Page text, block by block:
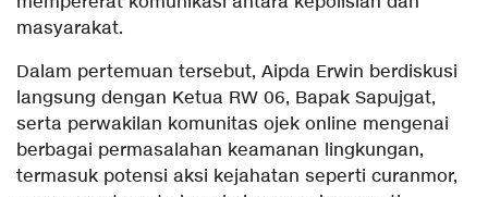
masyarakat.
Dalam pertemuan tersebut, Aipda Erwin berdiskusi
langsung dengan Ketua RW 06, Bapak Sapujgat,
serta perwakilan komunitas ojek online mengenai
berbagai permasalahan keamanan lingkungan,
termasuk potensi aksi kejahatan seperti curanmor,